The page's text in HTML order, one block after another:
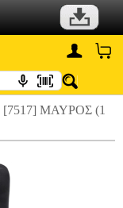
ΜΑΥΡΟΣ (1